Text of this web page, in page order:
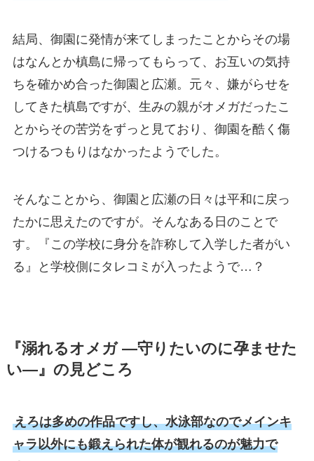
結局、御園に発情が来てしまったことからその場
はなんとか槙島に帰ってもらって、お互いの気持
ちを確かめ合った御園と広瀬。元々、嫌がらせを
してきた槙島ですが、生みの親がオメガだったこ
とからその苦労をずっと見ており、御園を酷く傷
つけるつもりはなかったようでした。
そんなことから、御園と広瀬の日々は平和に戻っ
たかに思えたのですが。そんなある日のことで
す。『この学校に身分を詐称して入学した者がい
る』と学校側にタレコミが入ったようで…？
『溺れるオメガ ―守りたいのに孕ませた
い―』の見どころ
えろは多めの作品ですし、水泳部なのでメインキ
ャラ以外にも鍛えられた体が観れるのが魅力で